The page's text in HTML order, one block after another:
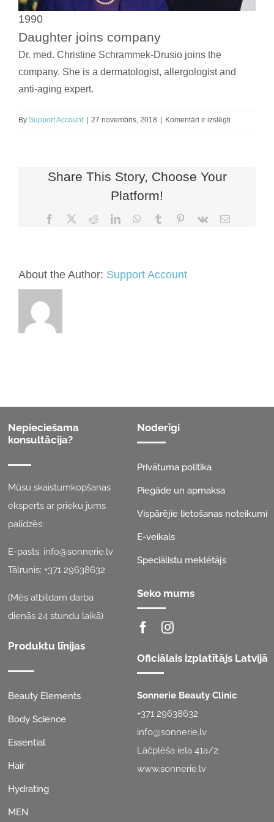
1990
Daughter joins company
Dr. med. Christine Schrammek-Drusio joins the
company. She is a dermatologist, allergologist and
anti-aging expert.
By Support Account | 27 novembris, 2018 | Komentāri ir izslēgti
Share This Story, Choose Your
Platform!
Facebook RedditLinkedInWhatsApp
Tumblr Pinterest
Vk Email
About the Author: Support Account
Nepieciešama
konsultācija?
Mūsu skaistumkopšanas
eksperts ar prieku jums
palīdzēs:
E-pasts: info@sonnerie.lv
Tālrunis:+371 29638632
(Mēs atbildam darba
dienās 24 stundu laikā)
Produktu līnijas
Beauty Elements
Body Science
Essential
Hair
Hydrating
MEN
Noderīgi
Privātuma politika
Piegāde un apmaksa
Vispārējie lietošanas noteikumi
E-veikals
Speciālistu meklētājs
Seko mums
Oficiālais izplatītājs Latvijā
Sonnerie Beauty Clinic
+371 29638632
info@sonnerie.lv
Lāčplēša iela 41a/2
www.sonnerie.lv